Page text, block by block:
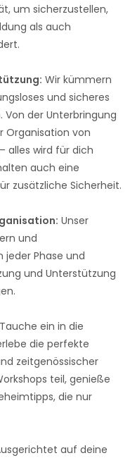
um sicherzustellen,
als auch
Wir kümmern
und sicheres
Von der Unterbringung
Organisation von
alles wird für dich
auch eine
zusätzliche Sicherheit.
Unser
und
Phase und
und Unterstützung
Tauche ein in die
die perfekte
zeitgenössischer
teil, genieße
die nur
auf deine